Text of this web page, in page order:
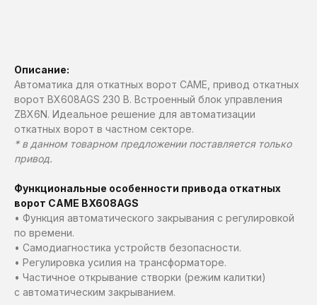
Описание:
Автоматика для откатных ворот CAME, привод откатных
ворот BX608AGS 230 В. Встроенный блок управления
ZBX6N. Идеальное решение для автоматизации
откатных ворот в частном секторе.
* в данном товарном предложении поставляется только
привод.
Функциональные особенности привода откатных
ворот CAME BX608AGS
• Функция автоматического закрывания с регулировкой
по времени.
• Самодиагностика устройств безопасности.
• Регулировка усилия на трансформаторе.
• Частичное открывание створки (режим калитки)
с автоматическим закрыванием.